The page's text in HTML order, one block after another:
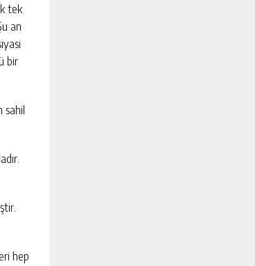
tek
an
bir
sahil
hep